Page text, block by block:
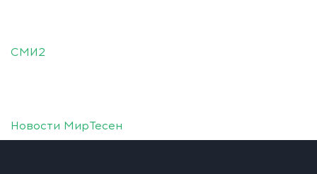
СМИ2
Новости МирТесен